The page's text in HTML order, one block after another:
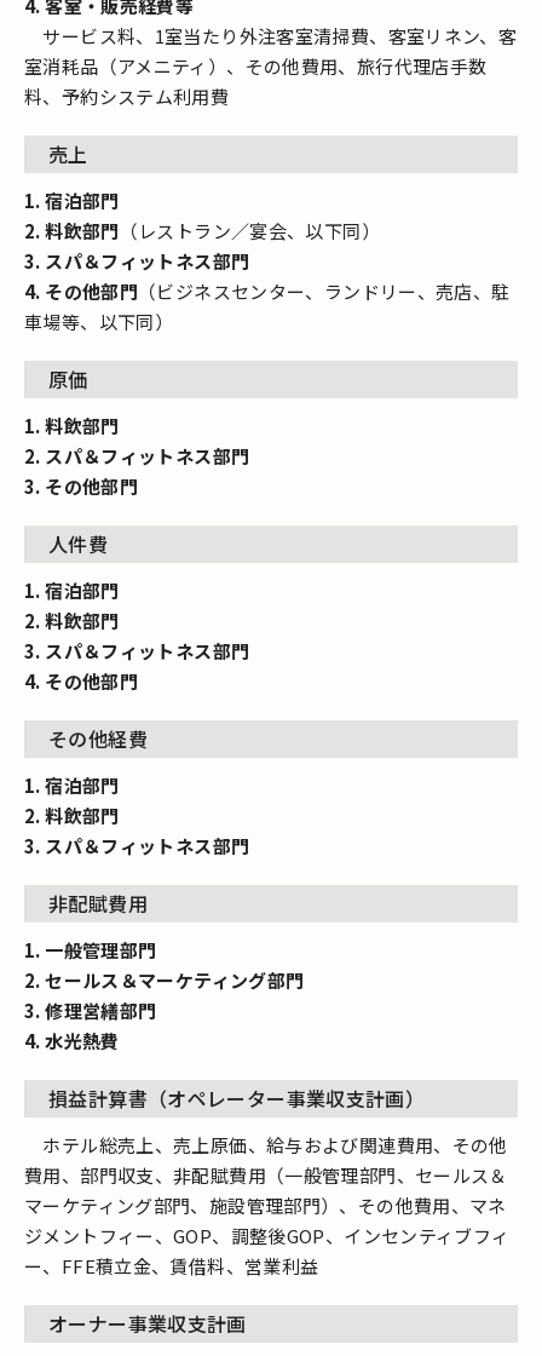
4. 客室・販売経費等
サービス料、1室当たり外注客室清掃費、客室リネン、客
室消耗品（アメニティ）、その他費用、旅行代理店手数
料、予約システム利用費
売上
1. 宿泊部門
2. 料飲部門 （レストラン／宴会、以下同）
3. スパ＆フィットネス部門
4. その他部門 （ビジネスセンター、ランドリー、売店、駐
車場等、以下同）
原価
1. 料飲部門
2. スパ＆フィットネス部門
3. その他部門
人件費
1. 宿泊部門
2. 料飲部門
3. スパ＆フィットネス部門
4. その他部門
その他経費
1. 宿泊部門
2. 料飲部門
3. スパ＆フィットネス部門
非配賦費用
1. 一般管理部門
2. セールス＆マーケティング部門
3. 修理営繕部門
4. 水光熱費
損益計算書（オペレーター事業収支計画）
ホテル総売上、売上原価、給与および関連費用、その他
費用、部門収支、非配賦費用（一般管理部門、セールス＆
マーケティング部門、施設管理部門）、その他費用、マネ
ジメントフィー、GOP、調整後GOP、インセンティブフィ
ー、FFE積立金、賃借料、営業利益
オーナー事業収支計画